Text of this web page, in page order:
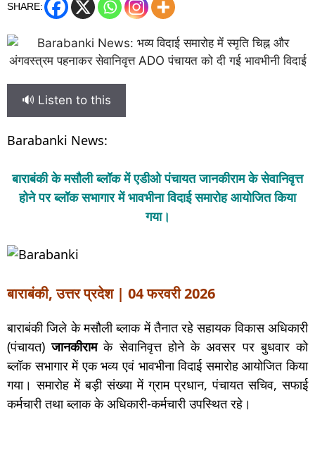
SHARE:
🔊 Listen to this
Barabanki News:
बाराबंकी के मसौली ब्लॉक में एडीओ पंचायत जानकीराम के सेवानिवृत्त
होने पर ब्लॉक सभागार में भावभीना विदाई समारोह आयोजित किया
गया।
बाराबंकी, उत्तर प्रदेश | 04 फरवरी 2026
बाराबंकी जिले के मसौली ब्लाक में तैनात रहे सहायक विकास अधिकारी
(पंचायत)जानकीरामके सेवानिवृत्त होने के अवसर पर बुधवार को
ब्लॉक सभागार में एक भव्य एवं भावभीना विदाई समारोह आयोजित किया
गया। समारोह में बड़ी संख्या में ग्राम प्रधान, पंचायत सचिव, सफाई
कर्मचारी तथा ब्लाक के अधिकारी-कर्मचारी उपस्थित रहे।